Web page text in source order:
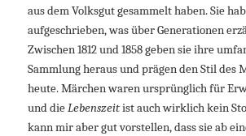
aus dem Volksgut gesammelt haben. Sie
aufgeschrieben, was über Generationen
Zwischen 1812 und 1858 geben sie ihre
Sammlung heraus und prägen den Stil des
heute. Märchen waren ursprünglich für
und dieLebenszeitist auch wirklich kein
kann mir aber gut vorstellen, dass sie ab